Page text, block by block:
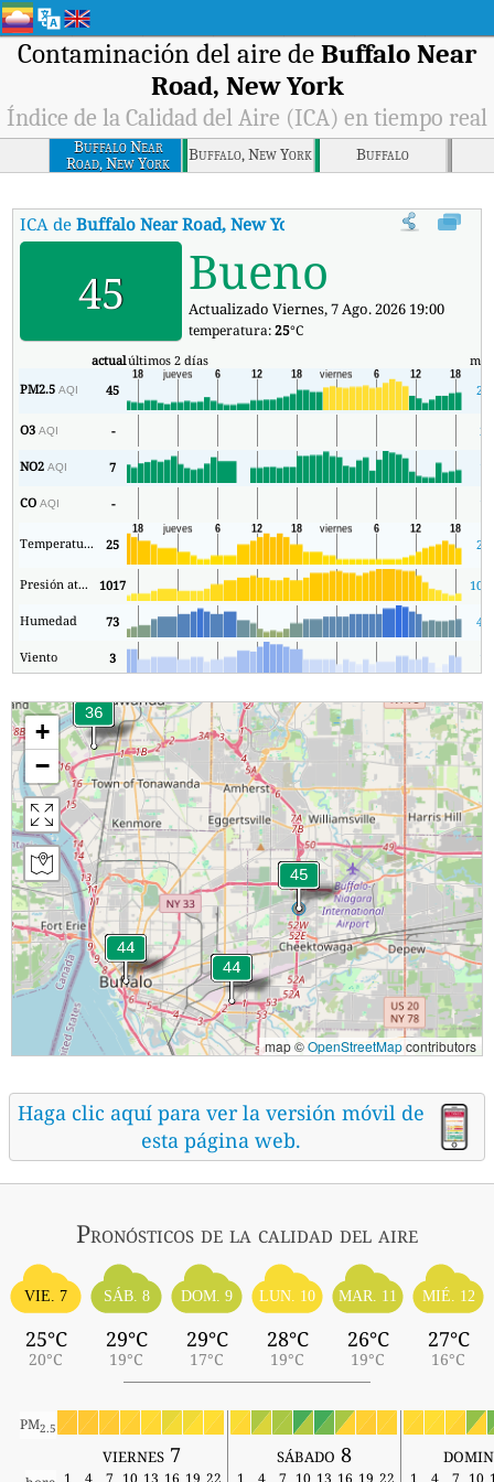
Contaminación del aire de Buffalo Near
Road, New York
Índice de la Calidad del Aire (ICA) en tiempo real
Buffalo Near
Road, New York
Buffalo, New York Buffalo
ICA deBuffalo Near Road, New York Índice de la Calidad del
45 Bueno
Actualizado Viernes, 7 Ago. 2026 19:00
temperatura:25°C
actualúltimos 2 días
PM2.5AQI 45 26
O3AQI - 2
NO2AQI 7 1
COAQI - 1
Temperatura. 25 22
Presión atmosférica 1017
Humedad 73 48
Viento 3 1
+
−
map ©OpenStreetMapcontributors
Haga clic aquí para ver la versión móvil de
esta página web.
Pronósticos de la calidad del aire
VIE. 7
25°C
20°C
SÁB. 8
29°C
19°C
DOM. 9
29°C
17°C
LUN. 10
28°C
19°C
MAR. 11
26°C
19°C
MIÉ. 12
27°C
16°C
PM2.5
viernes 7 sábado 8
1 4 7 10 13 16 19 22 1 4 7 10 13 16 19 22 1 4 7 10